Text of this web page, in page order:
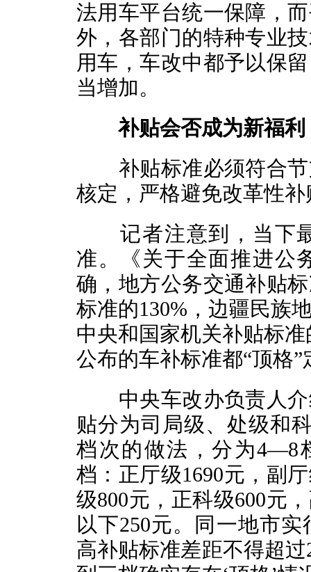
法用车平台统一保障，
外，各部门的特种专业
用车，车改中都予以保
当增加。
补贴会否成为新福利
补贴标准必须符合节
核定，严格避免改革性
记者注意到，当下最
准。《关于全面推进公
确，地方公务交通补贴
标准的130%，边疆民族
中央和国家机关补贴标
公布的车补标准都“顶格
中央车改办负责人介
贴分为司局级、处级和
档次的做法，分为4—8
档：正厅级1690元，副
级800元，正科级600元
以下250元。同一地市
高补贴标准差距不得超